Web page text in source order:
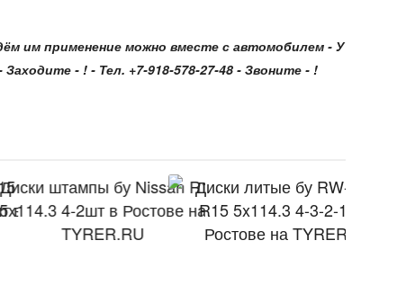
им применение можно вместе с автомобилем - У
- ! - Тел. +7-918-578-27-48 - Звоните - !